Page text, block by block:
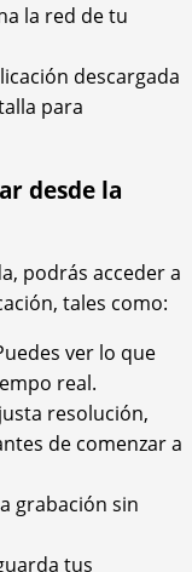
la red de tu
descargada
para
desde la
podrás acceder a
tales como:
ver lo que
real.
resolución,
de comenzar a
grabación sin
tus